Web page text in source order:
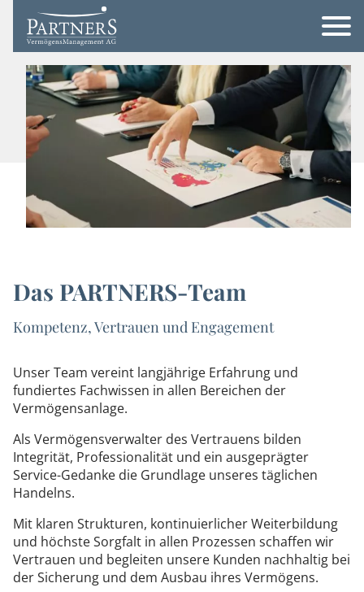
Das PARTNERS-Team
Kompetenz, Vertrauen und Engagement
Unser Team vereint langjährige Erfahrung und
fundiertes Fachwissen in allen Bereichen der
Vermögensanlage.
Als Vermögensverwalter des Vertrauens bilden
Integrität, Professionalität und ein ausgeprägter
Service-Gedanke die Grundlage unseres täglichen
Handelns.
Mit klaren Strukturen, kontinuierlicher Weiterbildung
und höchste Sorgfalt in allen Prozessen schaffen wir
Vertrauen und begleiten unsere Kunden nachhaltig bei
der Sicherung und dem Ausbau ihres Vermögens.